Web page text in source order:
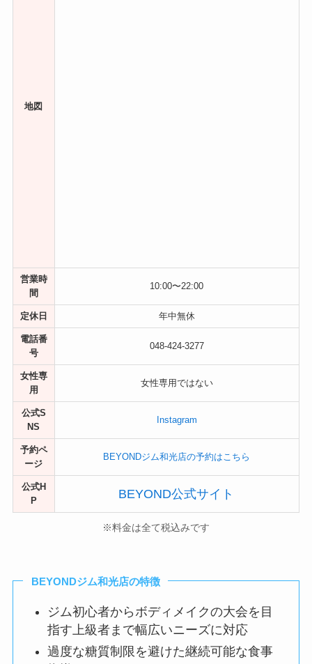
地図
営業時
間
10:00〜22:00
定休日 年中無休
電話番
号
048-424-3277
女性専
用
女性専用ではない
公式S
NS
Instagram
予約ペ
ージ
BEYONDジム和光店の予約はこちら
公式H
P
BEYOND公式サイト
※料金は全て税込みです
BEYONDジム和光店の特徴
ジム初心者からボディメイクの大会を目
指す上級者まで幅広いニーズに対応
過度な糖質制限を避けた継続可能な食事